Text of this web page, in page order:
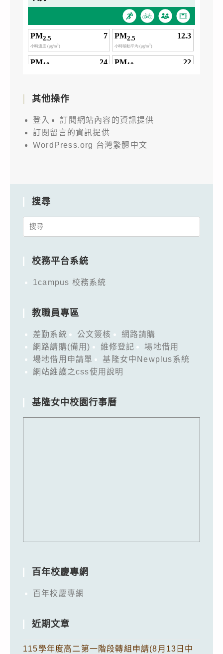
其他操作
登入
訂閱網站內容的資訊提供
訂閱留言的資訊提供
WordPress.org 台灣繁體中文
搜尋
Search
校務平台系統
1campus 校務系統
教職員專區
差勤系統 公文簽核
網路請購
網路請購(備用)
維修登記
場地借用
場地借用申請單
基隆女中Newplus系統
網站維護之css使用說明
基隆女中校園行事曆
百年校慶專網
百年校慶專網
近期文章
115學年度高二第一階段轉組申請(8月13日中